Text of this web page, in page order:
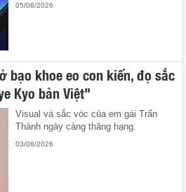
05/08/2026
bạo khoe eo con kiến, đọ sắc
Kyo bản Việt"
Visual và sắc vóc của em gái Trấn
Thành ngày càng thăng hạng.
03/08/2026